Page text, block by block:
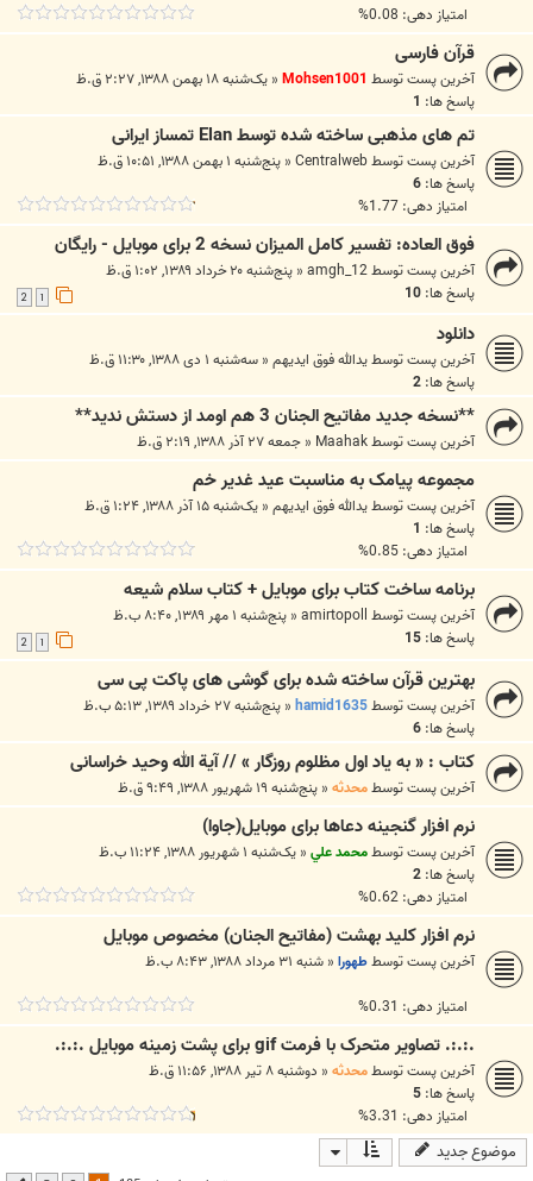
امتیاز دهی: 0.08%
قرآن فارسی
آخرین پست توسطMohsen1001
« یک‌شنبه ۱۸ بهمن ۱۳۸۸, ۲:۲۷ ق.ظ
پاسخ ها: 1
تم های مذهبی ساخته شده توسط Elan تمساز ایرانی
آخرین پست توسطCentralweb
« پنج‌شنبه ۱ بهمن ۱۳۸۸, ۱۰:۵۱ ق.ظ
پاسخ ها: 6
امتیاز دهی: 1.77%
فوق العاده: تفسیر کامل المیزان نسخه 2 برای موبایل - رایگان
آخرین پست توسطamgh_12
« پنج‌شنبه ۲۰ خرداد ۱۳۸۹, ۱:۰۲ ق.ظ
پاسخ ها: 10
دانلود
آخرین پست توسطیدالله فوق ایدیهم« سه‌شنبه ۱ دی ۱۳۸۸, ۱۱:۳۰ ق.ظ
پاسخ ها: 2
**نسخه جدید مفاتیح الجنان 3 هم اومد از دستش ندید**
آخرین پست توسطMaahak
« جمعه ۲۷ آذر ۱۳۸۸, ۲:۱۹ ق.ظ
مجموعه پیامک به مناسبت عید غدیر خم
آخرین پست توسطیدالله فوق ایدیهم« یک‌شنبه ۱۵ آذر ۱۳۸۸, ۱:۲۴ ق.ظ
پاسخ ها: 1
امتیاز دهی: 0.85%
برنامه ساخت کتاب برای موبایل + کتاب سلام شیعه
آخرین پست توسطamirtopoll
« پنج‌شنبه ۱ مهر ۱۳۸۹, ۸:۴۰ ب.ظ
پاسخ ها: 15
بهترین قرآن ساخته شده برای گوشی های پاکت پی سی
آخرین پست توسطhamid1635
« پنج‌شنبه ۲۷ خرداد ۱۳۸۹, ۵:۱۳ ب.ظ
پاسخ ها: 6
کتاب : « به یاد اول مظلوم روزگار » // آیة الله وحید خراسانی
آخرین پست توسطمحدثه« پنج‌شنبه ۱۹ شهریور ۱۳۸۸, ۹:۴۹ ق.ظ
نرم افزار گنجینه دعاها برای موبایل(جاوا)
آخرین پست توسطمحمد علي« یک‌شنبه ۱ شهریور ۱۳۸۸, ۱۱:۲۴ ب.ظ
پاسخ ها: 2
امتیاز دهی: 0.62%
نرم افزار کلید بهشت (مفاتیح الجنان) مخصوص موبايل
آخرین پست توسططهورا« شنبه ۳۱ مرداد ۱۳۸۸, ۸:۴۳ ب.ظ
امتیاز دهی: 0.31%
.:.:. تصاویر متحرک با فرمت gif برای پشت زمینه موبایل .:.:.
آخرین پست توسطمحدثه« دوشنبه ۸ تیر ۱۳۸۸, ۱۱:۵۶ ق.ظ
پاسخ ها: 5
امتیاز دهی: 3.31%
موضوع جدید